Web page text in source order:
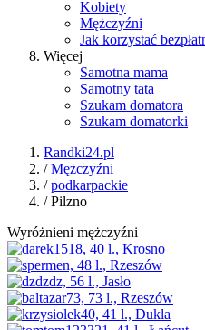
Kobiety
Mężczyźni
Jak korzystać
Więcej
Samotna mama
Samotny tata
Szukam domatora
Szukam domatorki
Randki24.pl
/Mężczyźni
/podkarpackie
/ Pilzno
Wyróżnieni mężczyźni